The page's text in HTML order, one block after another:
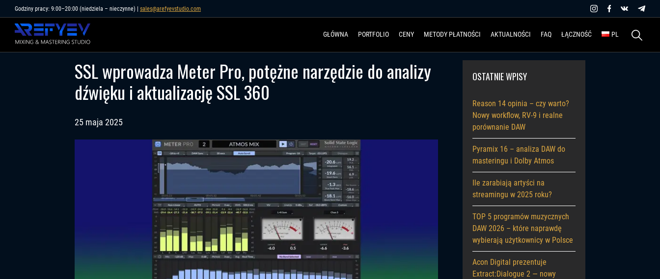
to
content
Godziny pracy: 9:00–20:00 (niedziela – nieczynne) | sales@arefyevstudio.com
GŁÓWNA PORTFOLIO CENY METODY PŁATNOŚCI AKTUALNOŚCI FAQ ŁĄCZNOŚĆ PL Szukaj:
SSL wprowadza Meter Pro, potężne narzędzie do analizy
dźwięku i aktualizację SSL 360
25 maja 2025
OSTATNIE WPISY
Reason 14 opinia – czy warto?
Nowy workflow, RV-9 i realne
porównanie DAW
Pyramix 16 – analiza DAW do
masteringu i Dolby Atmos
Ile zarabiają artyści na
streamingu w 2025 roku?
TOP 5 programów muzycznych
DAW 2026 – które naprawdę
wybierają użytkownicy w Polsce
Acon Digital prezentuje
Extract:Dialogue 2 — nowy